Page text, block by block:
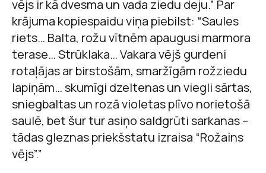
vējs ir kā dvesma un vada ziedu deju.” Par
krājuma kopiespaidu viņa piebilst: “Saules
riets… Balta, rožu vītnēm apaugusi marmora
terase… Strūklaka… Vakara vējš gurdeni
rotaļājas ar birstošām, smaržīgām rožziedu
lapiņām… skumīgi dzeltenas un viegli sārtas,
sniegbaltas un rozā violetas plīvo norietošā
saulē, bet šur tur asiņo saldgrūti sarkanas –
tādas gleznas priekšstatu izraisa “Rožains
vējs”.”